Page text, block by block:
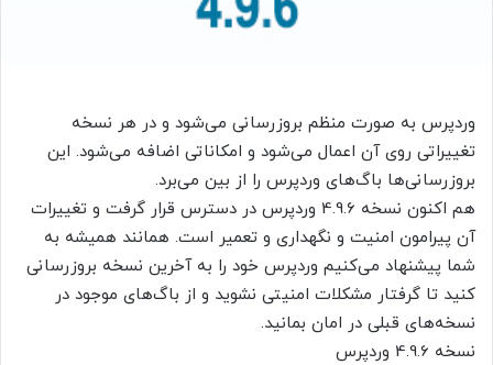
وردپرس به صورت منظم بروزرسانی می‌شود و در هر نسخه
تغییراتی روی آن اعمال می‌شود و امکاناتی اضافه می‌شود. این
بروزرسانی‌ها باگ‌های وردپرس را از بین می‌برد.
هم اکنون نسخه 4.9.6 وردپرس در دسترس قرار گرفت و تغییرات
آن پیرامون امنیت و نگهداری و تعمیر است. همانند همیشه به
شما پیشنهاد می‌کنیم وردپرس خود را به آخرین نسخه بروزرسانی
کنید تا گرفتار مشکلات امنیتی نشوید و از باگ‌های موجود در
نسخه‌های قبلی در امان بمانید.
نسخه 4.9.6 وردپرس